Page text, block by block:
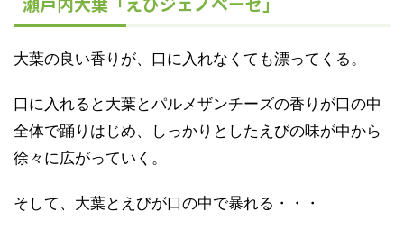
大葉の良い香りが、口に入れなくても漂ってくる。
口に入れると大葉とパルメザンチーズの香りが口の中
全体で踊りはじめ、しっかりとしたえびの味が中から
徐々に広がっていく。
そして、大葉とえびが口の中で暴れる・・・